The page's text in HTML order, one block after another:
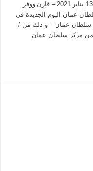
عروض مركز سلطان عمان من 7 يناير حتى 13 يناير 2021 – قارن ووفر
عمان اليوم الجديدة فى
صفحة واحدة – العروض الاسبوعية من مركز سلطان عمان – و ذلك من 7
نفاذ الكمية من مركز سلطان عمان